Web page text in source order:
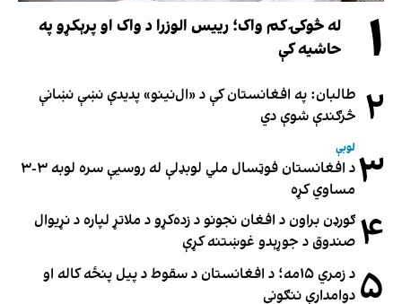
۱
له څوکۍ کم واک؛ رییس الوزرا د واک او پرېکړو په
حاشیه کې
۲ طالبان: په افغانستان کې د «ال‌نینو» پدیدې نښې نښانې
څرګندې شوې دي
۳ لوبې
د افغانستان فوټسال ملي لوبډلې له روسیې سره لوبه ۳-۳
مساوي کړه
۴ ګورډن براون د افغان نجونو د زده‌کړو د ملاتړ لپاره د نړیوال
صندوق د جوړېدو غوښتنه کړې
۵
د زمري ۱۵مه؛ د افغانستان د سقوط د پیل پنځه کاله او
دوامدارې ننګونې